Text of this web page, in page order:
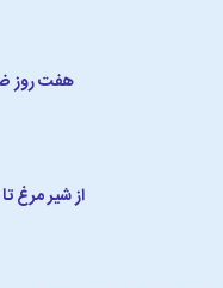
هفت روز
از شیر مرغ